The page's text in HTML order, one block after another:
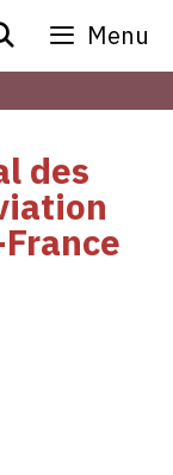
Menu
des